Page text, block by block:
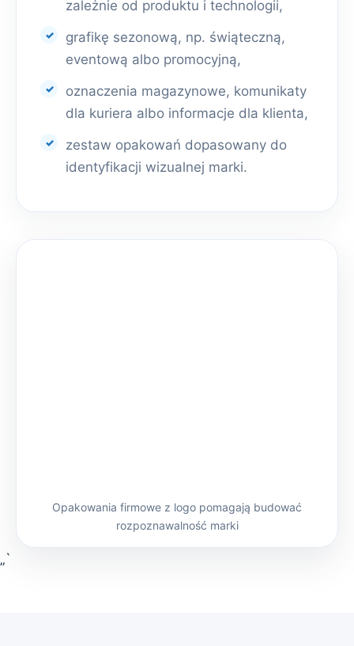
zależnie od produktu i technologii,
grafikę sezonową, np. świąteczną,
eventową albo promocyjną,
oznaczenia magazynowe, komunikaty
dla kuriera albo informacje dla klienta,
zestaw opakowań dopasowany do
identyfikacji wizualnej marki.
Opakowania firmowe z logo pomagają budować
rozpoznawalność marki
„`